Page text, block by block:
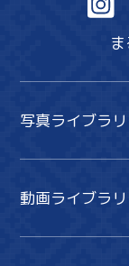
写真ライブラ
動画ライブラ